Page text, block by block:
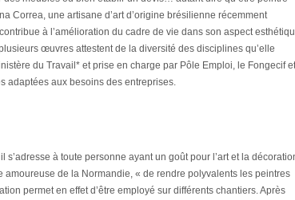
Correa, une artisane d’art d’origine brésilienne récemment
à l’amélioration du cadre de vie dans son aspect
œuvres attestent de la diversité des disciplines qu’elle
du Travail* et prise en charge par Pôle Emploi, le Fongecif et
adaptées aux besoins des entreprises.
à toute personne ayant un goût pour l’art et la
de la Normandie, « de rendre polyvalents les peintres
permet en effet d’être employé sur différents chantiers. Après